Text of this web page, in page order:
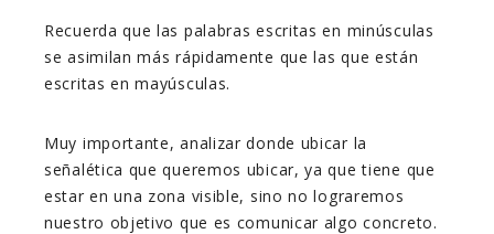
Recuerda que las palabras escritas en minúsculas
se asimilan más rápidamente que las que están
escritas en mayúsculas.
Muy importante, analizar donde ubicar la
señalética que queremos ubicar, ya que tiene que
estar en una zona visible, sino no lograremos
nuestro objetivo que es comunicar algo concreto.